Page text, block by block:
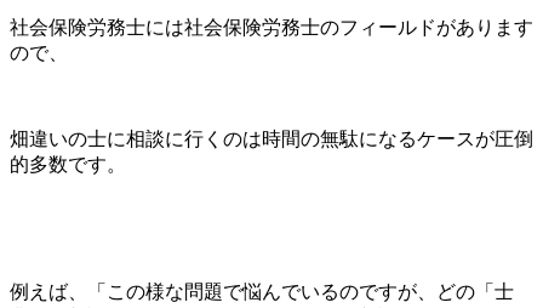
社会保険労務士には社会保険労務士のフィールドがあります
ので、
畑違いの士に相談に行くのは時間の無駄になるケースが圧倒
的多数です。
例えば、「この様な問題で悩んでいるのですが、どの「士